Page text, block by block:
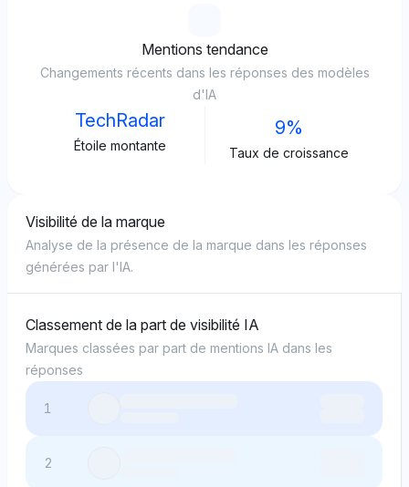
Mentions tendance
Changements récents dans les réponses des modèles
d'IA
TechRadar
Étoile montante
9%
Taux de croissance
Visibilité de la marque
Analyse de la présence de la marque dans les réponses
générées par l'IA.
Classement de la part de visibilité IA
Marques classées par part de mentions IA dans les
réponses
1
2